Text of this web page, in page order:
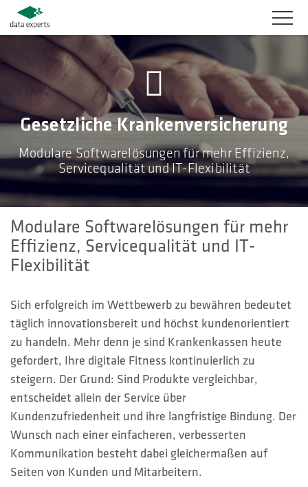
BRANCHEN
PRODUKTLÖSUNGEN
SERVICES
KARRIERE
UNTERNEHMEN
KUNDENBEREICH
KONTAKT
HOTLINES
Suche
Gesetzliche Krankenversicherung
Modulare Softwarelösungen für mehr Effizienz,
Servicequalität und IT-Flexibilität
Modulare Softwarelösungen für mehr
Effizienz, Servicequalität und IT-
Flexibilität
Sich erfolgreich im Wettbewerb zu bewähren bedeutet
täglich innovationsbereit und höchst kundenorientiert
zu handeln. Mehr denn je sind Krankenkassen heute
gefordert, Ihre digitale Fitness kontinuierlich zu
steigern. Der Grund: Sind Produkte vergleichbar,
entscheidet allein der Service über
Kundenzufriedenheit und ihre langfristige Bindung. Der
Wunsch nach einer einfacheren, verbesserten
Kommunikation besteht dabei gleichermaßen auf
Seiten von Kunden und Mitarbeitern.